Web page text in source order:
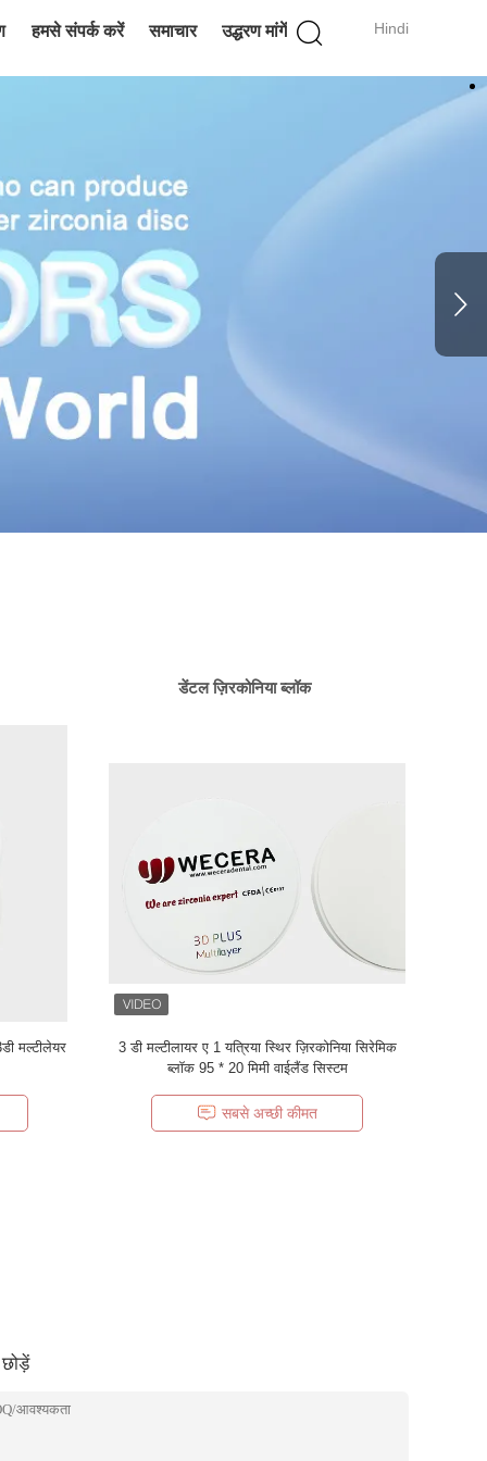
Hindi
हमसे संपर्क करें समाचार उद्धरण मांगें
डेंटल ज़िरकोनिया ब्लॉक
मल्टीलेयर
3 डी मल्टीलायर ए 1 यत्रिया स्थिर ज़िरकोनिया सिरेमिक
ब्लॉक 95 * 20 मिमी वाईलैंड सिस्टम
सबसे अच्छी कीमत